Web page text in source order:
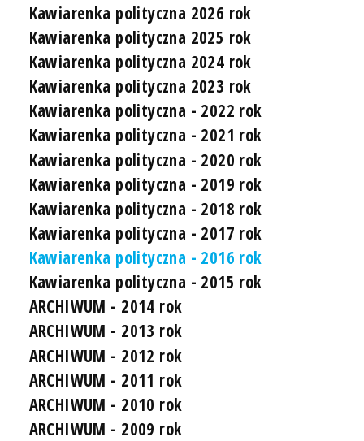
Kawiarenka polityczna 2026 rok
Kawiarenka polityczna 2025 rok
Kawiarenka polityczna 2024 rok
Kawiarenka polityczna 2023 rok
Kawiarenka polityczna - 2022 rok
Kawiarenka polityczna - 2021 rok
Kawiarenka polityczna - 2020 rok
Kawiarenka polityczna - 2019 rok
Kawiarenka polityczna - 2018 rok
Kawiarenka polityczna - 2017 rok
Kawiarenka polityczna - 2016 rok
Kawiarenka polityczna - 2015 rok
ARCHIWUM - 2014 rok
ARCHIWUM - 2013 rok
ARCHIWUM - 2012 rok
ARCHIWUM - 2011 rok
ARCHIWUM - 2010 rok
ARCHIWUM - 2009 rok